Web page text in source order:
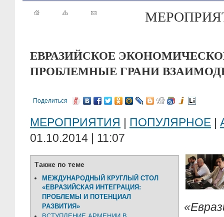
ЕВРАЗИЙСКОЕ
ПРОБЛЕМНЫЕ ГРАНИ
Поделиться
МЕРОПРИЯТИЯ | ПОПУЛЯРНОЕ |
01.10.2014 | 11:07
Также по теме
МЕЖДУНАРОДНЫЙ КРУГЛЫЙ СТОЛ
«ЕВРАЗИЙСКАЯ ИНТЕГРАЦИЯ:
ПРОБЛЕМЫ И ПОТЕНЦИАЛ
РАЗВИТИЯ»